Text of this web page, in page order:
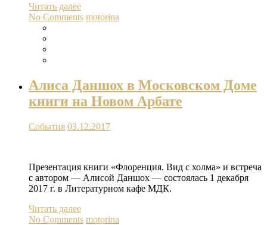
Читать далее
No Comments motorina
Алиса Даншох в Московском Доме
книги на Новом Арбате
События 03.12.2017
Презентация книги «Флоренция. Вид с холма» и встреча
с автором — Алисой Даншох — состоялась 1 декабря
2017 г. в Литературном кафе МДК.
Читать далее
No Comments motorina